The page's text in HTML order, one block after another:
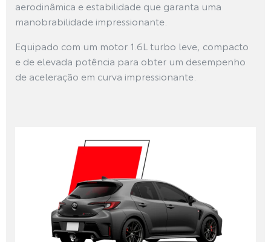
aerodinâmica e estabilidade que garanta uma
manobrabilidade impressionante.
Equipado com um motor 1.6L turbo leve, compacto
e de elevada potência para obter um desempenho
de aceleração em curva impressionante.